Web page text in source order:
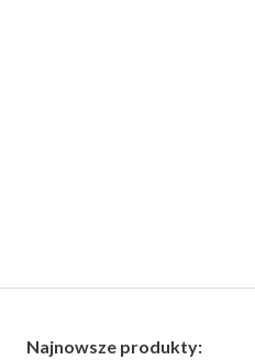
Najnowsze produkty: